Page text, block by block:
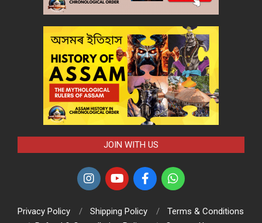
JOIN WITH US
Privacy Policy Shipping Policy
Terms & Conditions